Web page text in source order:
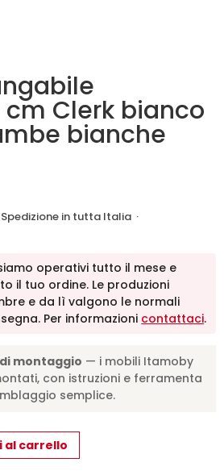
Clerk bianco
bianche
in tutta Italia ·
operativi tutto il mese e
il tuo ordine. Le produzioni
e da lì valgono le normali
Per informazioni contattaci.
montaggio — i mobili Itamoby
con istruzioni e ferramenta
semplice.
al carrello